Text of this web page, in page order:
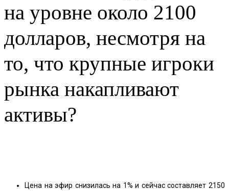
на уровне около 2100
долларов, несмотря на
то, что крупные игроки
рынка накапливают
активы?
Цена на эфир снизилась на 1% и сейчас составляет 2150